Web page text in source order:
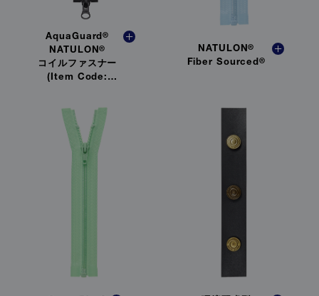
AquaGuard®
NATULON®
コイルファスナー
(Item Code:
NATULON®
Fiber Sourced®